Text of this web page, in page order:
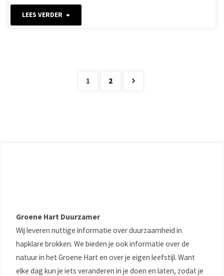
LEES VERDER
1 2
Groene Hart Duurzamer
Wij leveren nuttige informatie over duurzaamheid in
hapklare brokken. We bieden je ook informatie over de
natuur in het Groene Hart en over je eigen leefstijl. Want
elke dag kun je iets veranderen in je doen en laten, zodat je